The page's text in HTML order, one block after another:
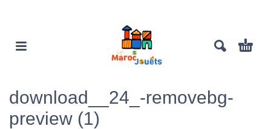
download__24_-removebg-
preview (1)